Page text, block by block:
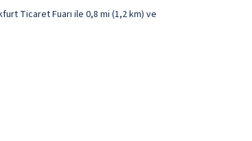
Ticaret Fuarı ile 0,8 mi (1,2 km) ve